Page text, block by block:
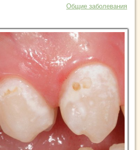
Общие заболевания